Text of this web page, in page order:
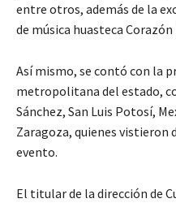
entre otros, además de la
de música huasteca Corazón
Así mismo, se contó con la
metropolitana del estado,
Sánchez, San Luis Potosí,
Zaragoza, quienes vistieron
evento.
El titular de la dirección de